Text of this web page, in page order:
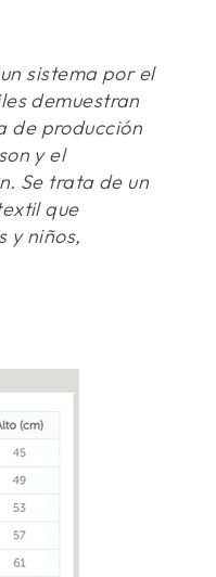
sistema por el
demuestran
de producción
y el
Se trata de un
que
y niños,